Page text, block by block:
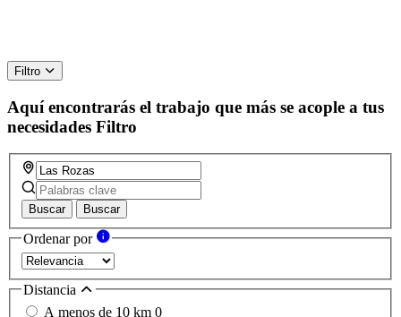
Filtro
Aquí encontrarás el trabajo que más se acople a tus
necesidades Filtro
Buscar Buscar
Ordenar por
Distancia
A menos de 10 km 0